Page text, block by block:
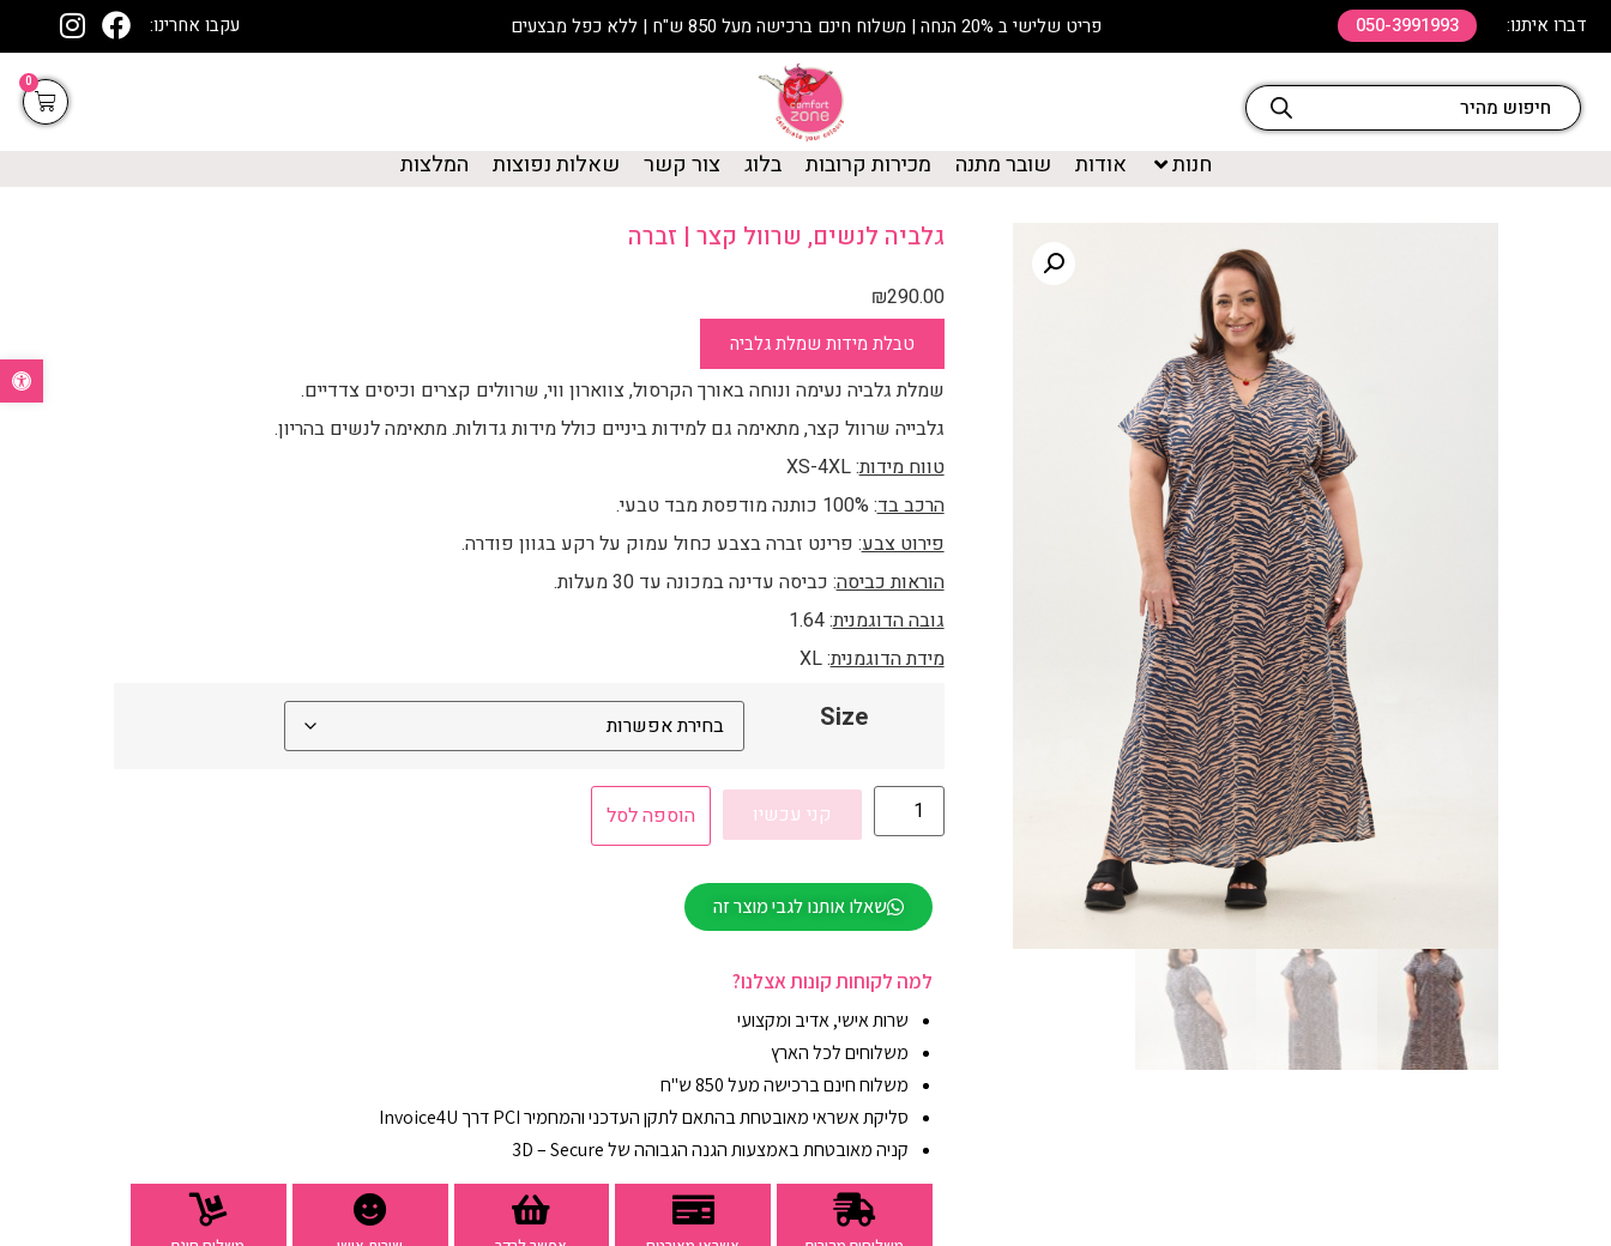
פתח
דברו איתנו: 050-3991993 פריט שלישי ב 20% הנחה | משלוח חינם ברכישה מעל 850 ש"ח | ללא כפל מבצעים עקבו אחרינו:
0
חנות אודות שובר מתנה מכירות קרובות בלוג צור קשר שאלות נפוצות המלצות
גלביה לנשים, שרוול קצר | זברה
₪290.00
טבלת מידות שמלת גלביה
שמלת גלביה נעימה ונוחה באורך הקרסול, צווארון ווי, שרוולים קצרים וכיסים צדדיים.
גלבייה שרוול קצר, מתאימה גם למידות ביניים כולל מידות גדולות. מתאימה לנשים בהריון.
טווח מידות: XS-4XL
הרכב בד: 100% כותנה מודפסת מבד טבעי.
פירוט צבע: פרינט זברה בצבע כחול עמוק על רקע בגוון פודרה.
הוראות כביסה: כביסה עדינה במכונה עד 30 מעלות.
גובה הדוגמנית: 1.64
מידת הדוגמנית: XL
Size
קני עכשיו הוספה לסל
שאלו אותנו לגבי מוצר זה
למה לקוחות קונות אצלנו?
שרות אישי, אדיב ומקצועי
משלוחים לכל הארץ
משלוח חינם ברכישה מעל 850 ש"ח
סליקת אשראי מאובטחת בהתאם לתקן העדכני והמחמיר PCI דרך
Invoice4U
קניה מאובטחת באמצעות הגנה הגבוהה של 3D – Secure